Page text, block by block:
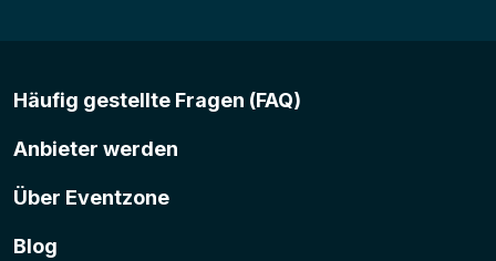
Häufig gestellte Fragen (FAQ)
Anbieter werden
Über Eventzone
Blog